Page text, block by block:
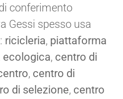
conferimento
Gessi spesso usa
ricicleria, piattaforma
ecologica, centro di
, centro di
di selezione, centro